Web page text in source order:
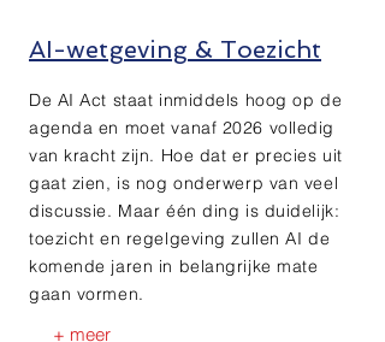
AI-wetgeving & Toezicht
De AI Act staat inmiddels hoog op de
agenda en moet vanaf 2026 volledig
van kracht zijn. Hoe dat er precies uit
gaat zien, is nog onderwerp van veel
discussie. Maar één ding is duidelijk:
toezicht en regelgeving zullen AI de
komende jaren in belangrijke mate
gaan vormen.
+ meer